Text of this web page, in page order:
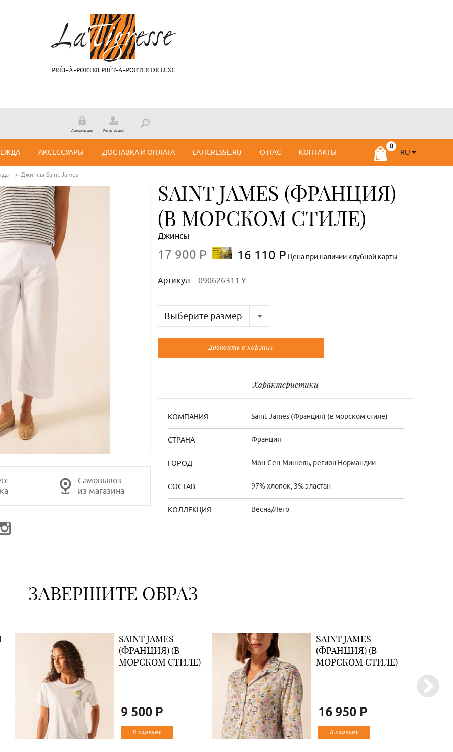
PRÉT-À-PORTER PRÉT-À-PORTER DE LUXE
Авторизация Регистрация
RU
АКСЕССУАРЫ ДОСТАВКА И ОПЛАТА LATIGRESSE.RU О НАС КОНТАКТЫ
Джинсы Saint James
Самовывоз
из магазина
SAINT JAMES (ФРАНЦИЯ)
(В МОРСКОМ СТИЛЕ)
Джинсы
17 900 Р 16 110 Р Цена при наличии клубной карты
Артикул: 090626311 Y
Выберите размер
Русский
Французский
40-42
36/0
46
40/2
Добавить в корзину
Характеристики
КОМПАНИЯ Saint James (Франция) (в морском стиле)
СТРАНА Франция
ГОРОД Мон-Сен-Мишель, регион Нормандии
СОСТАВ 97% хлопок, 3% эластан
КОЛЛЕКЦИЯ Весна/Лето
ЗАВЕРШИТЕ ОБРАЗ
SAINT JAMES
(ФРАНЦИЯ) (В
МОРСКОМ СТИЛЕ)
9 500 Р
В корзину
SAINT JAMES
(ФРАНЦИЯ) (В
МОРСКОМ СТИЛЕ)
16 950 Р
В корзину